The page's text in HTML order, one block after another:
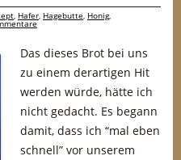
, Hafer, Hagebutte, Honig,
Das dieses Brot bei uns
zu einem derartigen Hit
werden würde, hätte ich
nicht gedacht. Es begann
damit, dass ich “mal eben
schnell” vor unserem